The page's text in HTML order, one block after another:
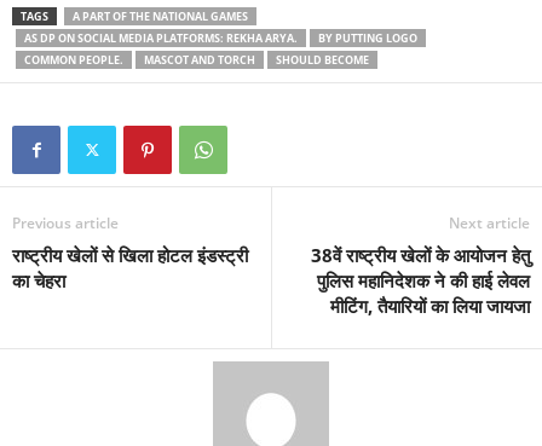
TAGS
A PART OF THE NATIONAL GAMES
AS DP ON SOCIAL MEDIA PLATFORMS: REKHA ARYA.
BY PUTTING LOGO
COMMON PEOPLE.
MASCOT AND TORCH SHOULD BECOME
Previous article
राष्ट्रीय खेलों से खिला होटल इंडस्ट्री
का चेहरा
Next article
38वें राष्ट्रीय खेलों के आयोजन हेतु
पुलिस महानिदेशक ने की हाई लेवल
मीटिंग, तैयारियों का लिया जायजा